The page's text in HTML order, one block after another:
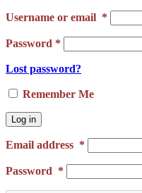
Username or email *
Password *
Lost password?
Remember Me
Log in
Email address *
Password *